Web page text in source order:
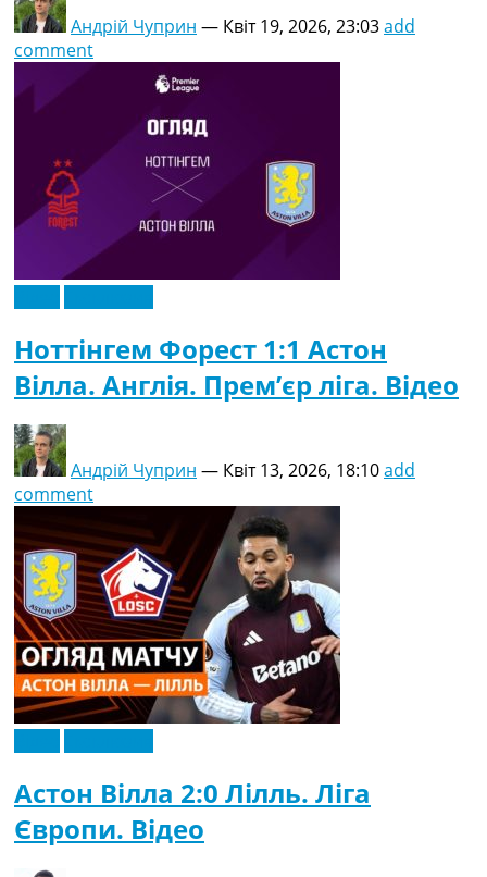
Андрій Чуприн — Квіт 19, 2026, 23:03add
comment
Ноттінгем Форест 1:1 Астон
Вілла. Англія. Прем’єр ліга. Відео
Андрій Чуприн — Квіт 13, 2026, 18:10add
comment
Астон Вілла 2:0 Лілль. Ліга
Європи. Відео